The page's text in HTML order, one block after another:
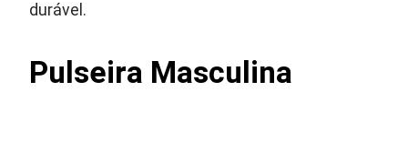
durável.
Pulseira Masculina